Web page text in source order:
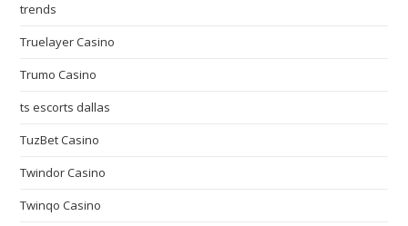
trends
Truelayer Casino
Trumo Casino
ts escorts dallas
TuzBet Casino
Twindor Casino
Twinqo Casino